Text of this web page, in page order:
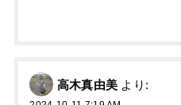
高木真由美 より: